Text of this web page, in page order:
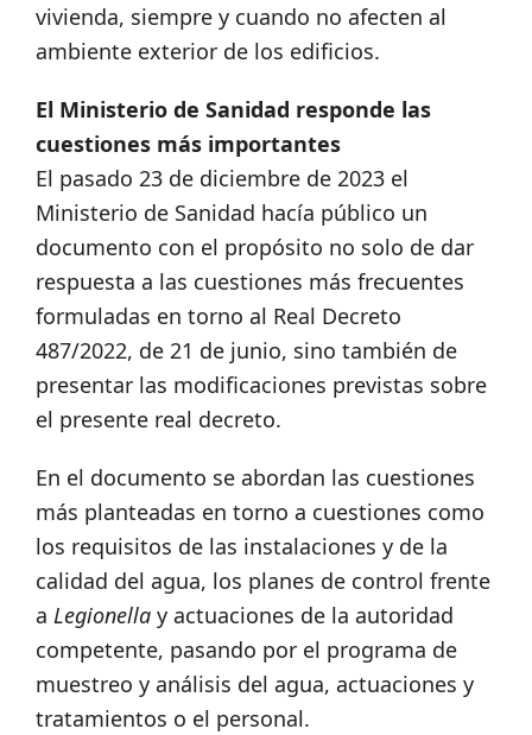
vivienda, siempre y cuando no afecten al
ambiente exterior de los edificios.
El Ministerio de Sanidad responde las
cuestiones más importantes
El pasado 23 de diciembre de 2023 el
Ministerio de Sanidad hacía público un
documento con el propósito no solo de dar
respuesta a las cuestiones más frecuentes
formuladas en torno al Real Decreto
487/2022, de 21 de junio, sino también de
presentar las modificaciones previstas sobre
el presente real decreto.
En el documento se abordan las cuestiones
más planteadas en torno a cuestiones como
los requisitos de las instalaciones y de la
calidad del agua, los planes de control frente
a Legionella y actuaciones de la autoridad
competente, pasando por el programa de
muestreo y análisis del agua, actuaciones y
tratamientos o el personal.